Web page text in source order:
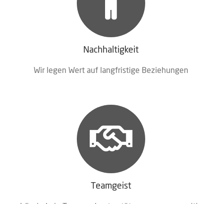
Nachhaltigkeit
Wir legen Wert auf lang­fris­ti­ge Beziehungen
Teamgeist